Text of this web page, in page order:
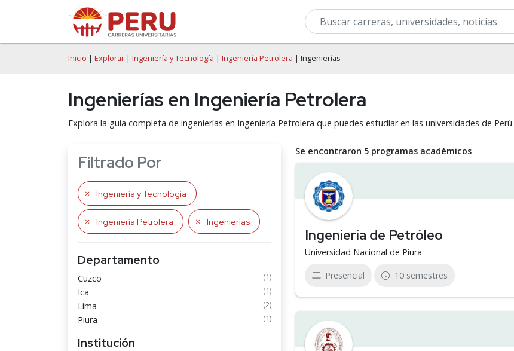
Inicio | Explorar | Ingeniería y Tecnología | Ingeniería Petrolera | Ingenierías
Ingenierías en Ingeniería Petrolera
Explora la guía completa de ingenierías en Ingeniería Petrolera que puedes estudiar en las universidades de Perú.
Filtrado Por
Ingeniería y Tecnología
Ingeniería Petrolera Ingenierías
Departamento
Cuzco (1)
Ica (1)
Lima (2)
Piura (1)
Institución
Se encontraron 5 programas académicos
Ingeniería de Petróleo
Universidad Nacional de Piura
Presencial 10 semestres